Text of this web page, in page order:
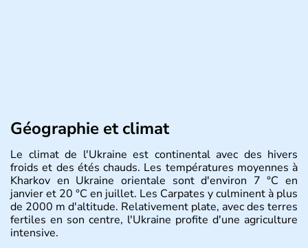
Géographie et climat
Le climat de l'Ukraine est continental avec des hivers
froids et des étés chauds. Les températures moyennes à
Kharkov en Ukraine orientale sont d'environ 7 °C en
janvier et 20 °C en juillet. Les Carpates y culminent à plus
de 2000 m d'altitude. Relativement plate, avec des terres
fertiles en son centre, l'Ukraine profite d'une agriculture
intensive.